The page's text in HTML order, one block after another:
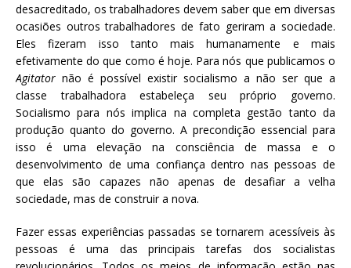
desacreditado, os trabalhadores devem saber que em diversas
ocasiões outros trabalhadores de fato geriram a sociedade.
Eles fizeram isso tanto mais humanamente e mais
efetivamente do que como é hoje. Para nós que publicamos o
Agitator não é possível existir socialismo a não ser que a
classe trabalhadora estabeleça seu próprio governo.
Socialismo para nós implica na completa gestão tanto da
produção quanto do governo. A precondição essencial para
isso é uma elevação na consciência de massa e o
desenvolvimento de uma confiança dentro nas pessoas de
que elas são capazes não apenas de desafiar a velha
sociedade, mas de construir a nova.
Fazer essas experiências passadas se tornarem acessíveis às
pessoas é uma das principais tarefas dos socialistas